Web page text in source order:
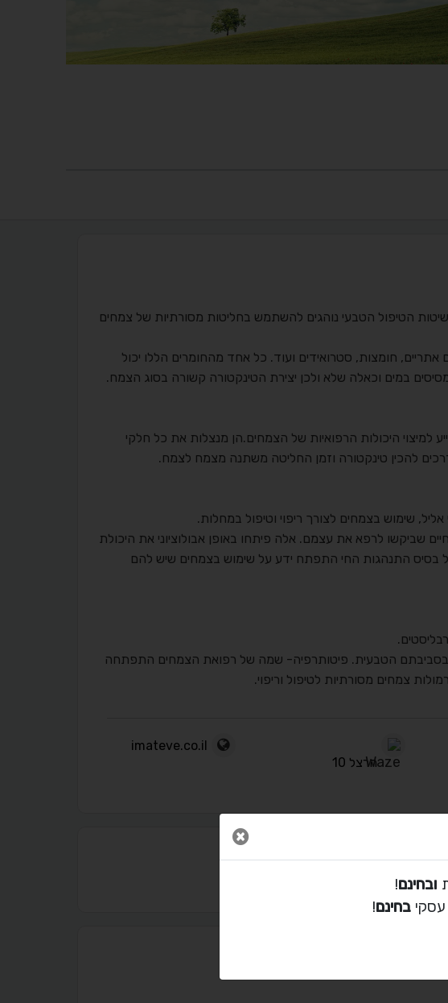
הטיפול הטבעי נוהגים להשתמש בחליטות מסורתיות של צמחים
חומצות, סטרואידים ועוד. כל אחד מהחומרים הללו יכול
במים וכאלה שלא ולכן יצירת הטינקטורה קשורה בסוג הצמח.
למיצוי היכולות הרפואיות של הצמחים.הן מנצלות את כל חלקי
להכין טינקטורה וזמן החליטה משתנה מצמח לצמח.
שימוש בצמחים לצורך ריפוי וטיפול במחלות.
שביקשו לרפא את עצמם. אלה פיתחו באופן אבולוציוני את היכולת
התנהגות החי התפתח ידע על שימוש בצמחים שיש להם
בסביבתם הטבעית. פיטותרפיה- שמה של רפואת הצמחים התפתחה
צמחים מסורתיות לטיפול וריפוי.
הרצל 10
imateve.co.il
סגור חלון
ובחינם!
בחינם!
תקן ישראלי IS 5568